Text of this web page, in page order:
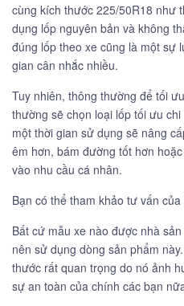
cùng kích thước 225/50R18 như
dụng lốp nguyên bản và không
đúng lốp theo xe cũng là một sự
gian cân nhắc nhiều.
Tuy nhiên, thông thường để tối
thường sẽ chọn loại lốp tối ưu
một thời gian sử dụng sẽ nâng
êm hơn, bám đường tốt hơn
vào nhu cầu cá nhân.
Bạn có thể tham khảo tư vấn
Bất cứ mẫu xe nào được nhà
nên sử dụng dòng sản phẩm
thước rất quan trọng do nó ảnh
sự an toàn của chính các bạn